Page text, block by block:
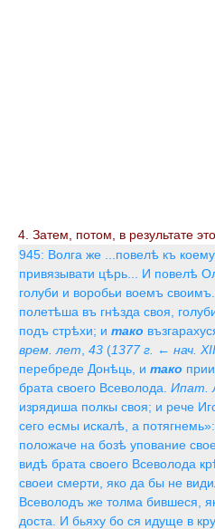
4. Затем, потом, в результате
945: Волга же ...повелѣ къ
привязывати цѣрь... И повелѣ
голуби и воробьи воемъ
полетѣша въ гнѣзда своя,
подъ стрѣхи; и тако
врем. лет 43 (1377 г. ← нач. XII
перебреде Донѣць, и тако
брата своего Всеволода. Ипат.
изрядиша полкы своя; и рече
сего есмы искалѣ, а
положаче на бозѣ упование
видѣ брата своего Всеволода
своеи смерти, яко да бы не
Всеволодъ же толма бившеся,
доста. И бьяху бо ся идуще в